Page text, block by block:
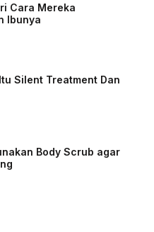
Cara Mereka
Ibunya
Silent Treatment Dan
Body Scrub agar